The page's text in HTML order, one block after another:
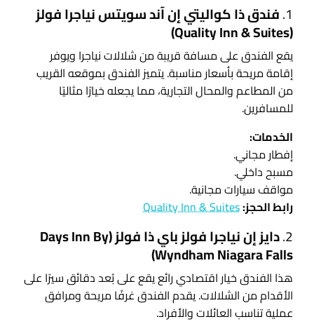
1. فندق ذا كواليتي إن آند سويتس نياجرا فولز
(Quality Inn & Suites)
يقع الفندق على مسافة قريبة من شلالات نياجرا ويوفر
إقامة مريحة بأسعار مناسبة. يتميز الفندق بموقعه القريب
من المطاعم والمحال التجارية، مما يجعله خيارًا مثاليًا
للمسافرين.
الخدمات:
إفطار مجاني.
مسبح داخلي.
مواقف سيارات مجانية.
رابط الحجز:Quality Inn & Suites
2. دايز إن نياجرا فولز باي ذا فولز (Days Inn By
Wyndham Niagara Falls)
هذا الفندق خيار اقتصادي رائع يقع على بُعد دقائق سيرًا على
الأقدام من الشلالات. يقدم الفندق غرفًا مريحة ومرافق
عملية تناسب العائلات والأفراد.